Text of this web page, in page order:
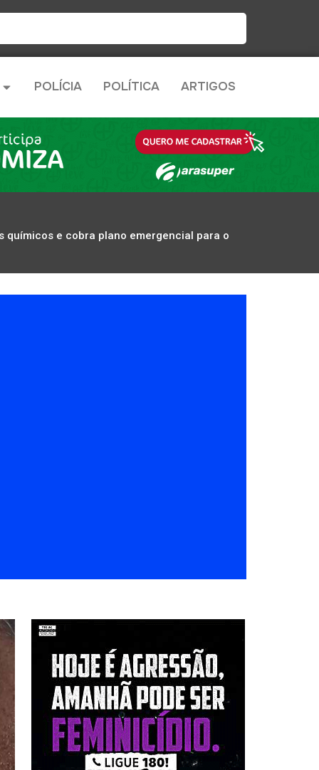
POLÍCIA POLÍTICA ARTIGOS
químicos e cobra plano emergencial para o